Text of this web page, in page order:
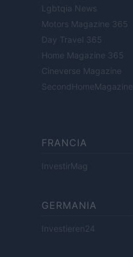
Lgbtqia News
Motors Magazine 365
Day Travel 365
Home Magazine 365
Cineverse Magazine
SecondHomeMagazine
FRANCIA
InvestirMag
GERMANIA
Investieren24